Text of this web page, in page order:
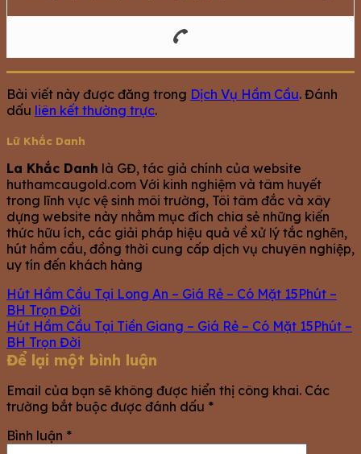
Bài viết này được đăng trong Dịch Vụ Hầm Cầu. Đánh
dấu liên kết thường trực.
Lữ Khắc Danh
La Khắc Danh là GĐ, tác giả chính của website
huthamcaugold.com Với kinh nghiệm và tâm huyết
trong lĩnh vực vệ sinh môi trường, Tôi tâm đắc và xây
dựng website này nhằm mục đích chia sẻ những kiến
thức hữu ích, các giải pháp hiệu quả về xử lý tắc nghẽn,
hút hầm cầu, đồng thời cung cấp dịch vụ chuyên nghiệp,
uy tín đến khách hàng
Hút Hầm Cầu Tại Long An – Giá Rẻ – Có Mặt 15Phút –
BH Trọn Đời
Hút Hầm Cầu Tại Tiền Giang – Giá Rẻ – Có Mặt 15Phút –
BH Trọn Đời
Để lại một bình luận
Email của bạn sẽ không được hiển thị công khai. Các
trường bắt buộc được đánh dấu *
Bình luận *